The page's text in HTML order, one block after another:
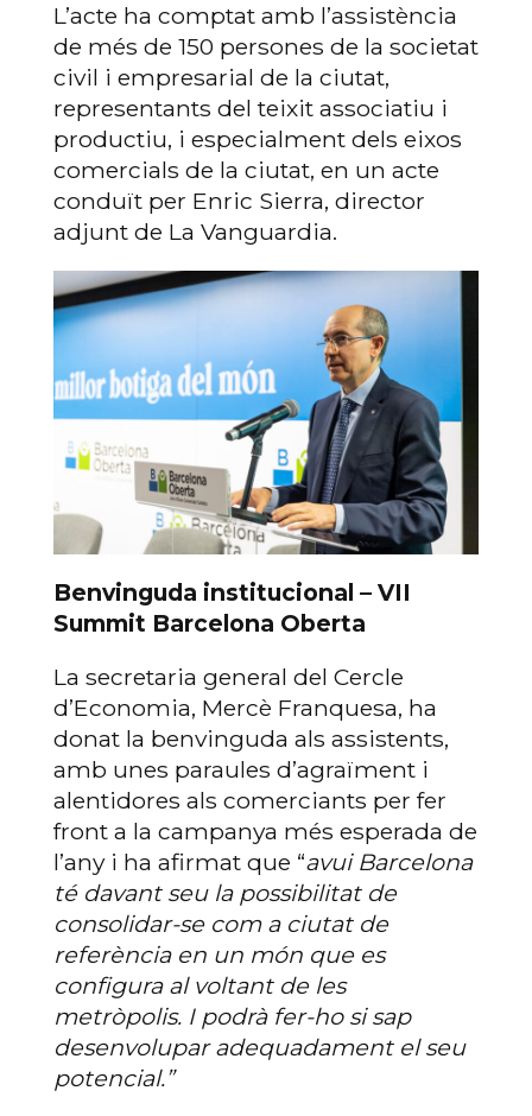
L’acte ha comptat amb l’assistència
de més de 150 persones de la societat
civil i empresarial de la ciutat,
representants del teixit associatiu i
productiu, i especialment dels eixos
comercials de la ciutat, en un acte
conduït per Enric Sierra, director
adjunt de La Vanguardia.
Benvinguda institucional – VII
Summit Barcelona Oberta
La secretaria general del Cercle
d’Economia, Mercè Franquesa, ha
donat la benvinguda als assistents,
amb unes paraules d’agraïment i
alentidores als comerciants per fer
front a la campanya més esperada de
l’any i ha afirmat que “avui Barcelona
té davant seu la possibilitat de
consolidar-se com a ciutat de
referència en un món que es
configura al voltant de les
metròpolis. I podrà fer-ho si sap
desenvolupar adequadament el seu
potencial.”